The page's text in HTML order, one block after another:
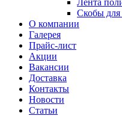
Лента
Скобы для
О компании
Галерея
Прайс-лист
Акции
Вакансии
Доставка
Контакты
Новости
Статьи